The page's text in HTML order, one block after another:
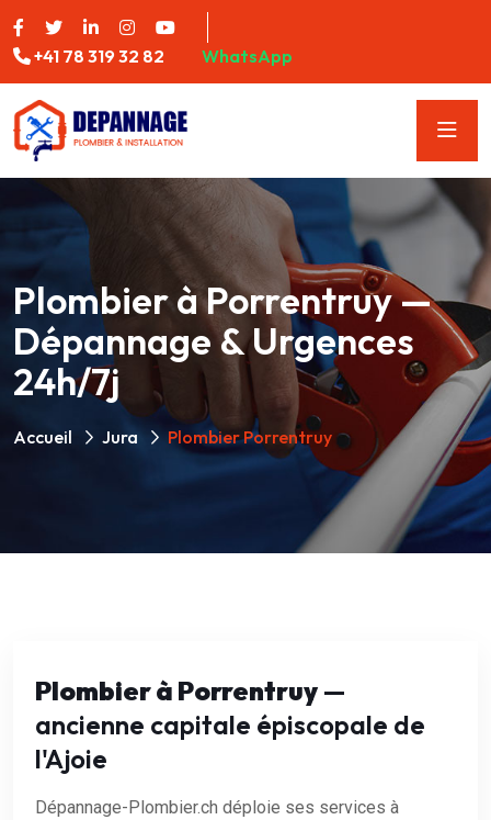
+41 78 319 32 82 WhatsApp
Plombier à Porrentruy —
Dépannage & Urgences
24h/7j
Accueil Jura Plombier Porrentruy
Plombier à Porrentruy —
ancienne capitale épiscopale de
l'Ajoie
Dépannage-Plombier.ch déploie ses services à